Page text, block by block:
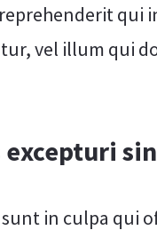
qui
vel illum qui
excepturi
in culpa qui